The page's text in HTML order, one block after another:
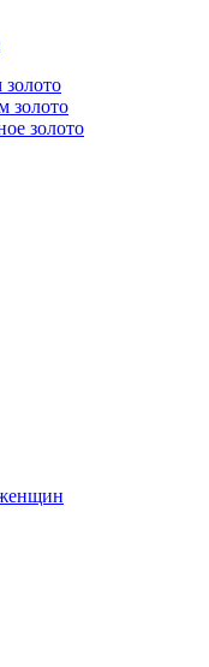
золото
золото